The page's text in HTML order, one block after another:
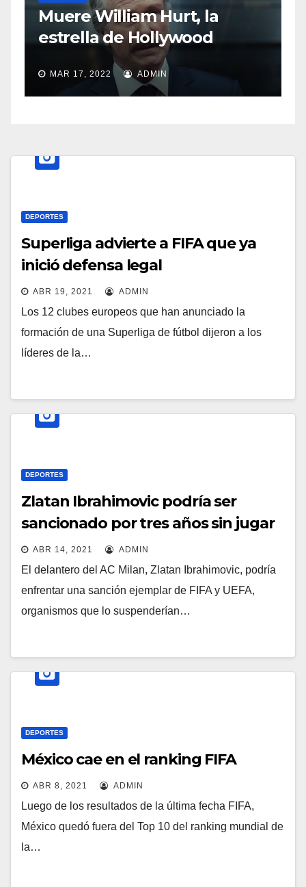
Hurt, la
Hollywood
ADMIN
Sasha Sokol
abuso de
DEPORTES
Superliga advierte a FIFA que ya
inició defensa legal
ABR 19, 2021 ADMIN
Los 12 clubes europeos que han anunciado la
formación de una Superliga de fútbol dijeron a los
líderes de la…
DEPORTES
Zlatan Ibrahimovic podría ser
sancionado por tres años sin jugar
ABR 14, 2021 ADMIN
El delantero del AC Milan, Zlatan Ibrahimovic, podría
enfrentar una sanción ejemplar de FIFA y UEFA,
organismos que lo suspenderían…
DEPORTES
México cae en el ranking FIFA
ABR 8, 2021 ADMIN
Luego de los resultados de la última fecha FIFA,
México quedó fuera del Top 10 del ranking mundial de
la…